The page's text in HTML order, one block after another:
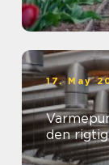
17. May
den